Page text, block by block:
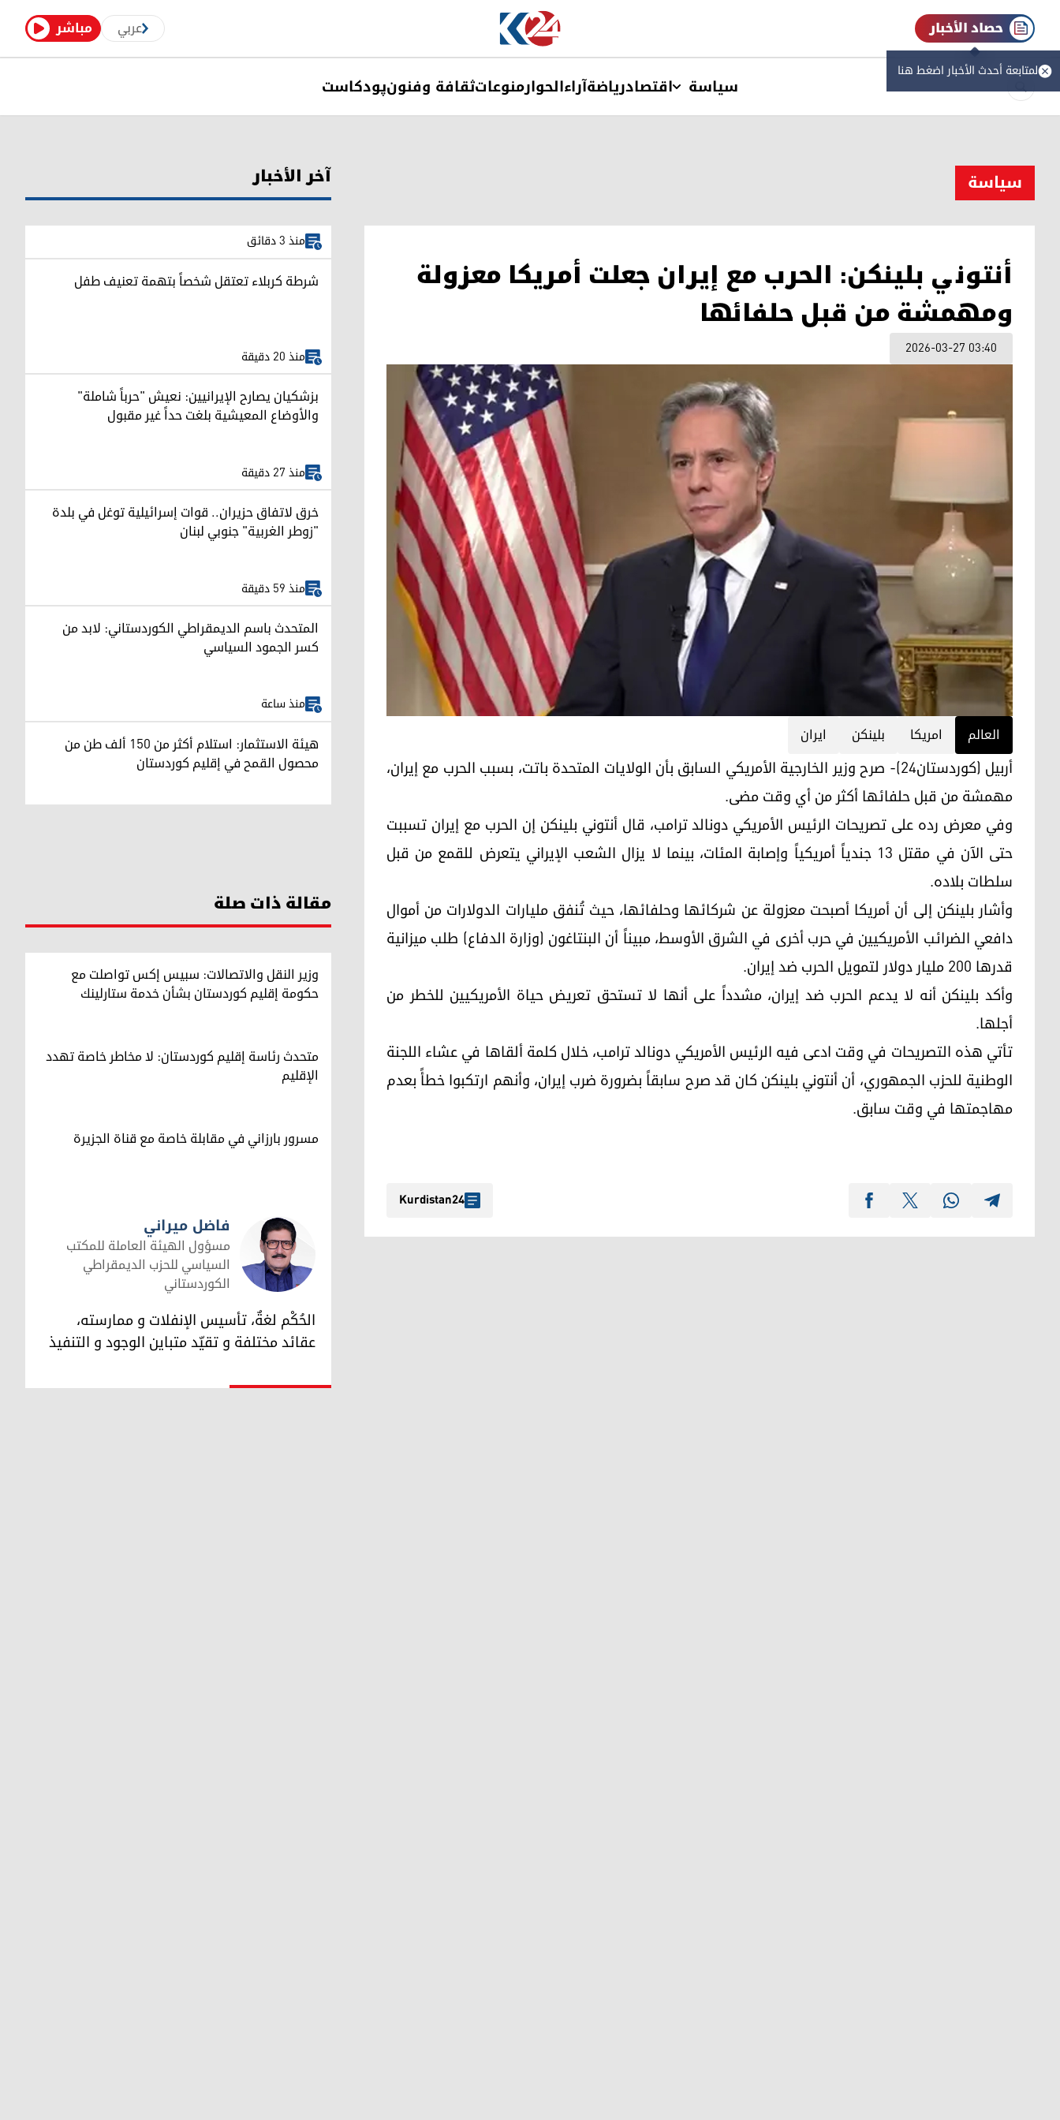
مباشر عربي حصاد الأخبار
لمتابعة أحدث الأخبار اضغط هنا
سیاسة اقتصادریاضةآراءالحوارمنوعاتثقافة وفنونپودکاست
سیاسة
أنتوني بلينكن: الحرب مع إيران جعلت أمريكا معزولة
ومهمشة من قبل حلفائها
2026-03-27 03:40
العالم امريكا بلينكن ايران
أربيل (كوردستان24)- صرح وزير الخارجية الأمريكي السابق بأن الولايات المتحدة باتت، بسبب الحرب مع إيران،
مهمشة من قبل حلفائها أكثر من أي وقت مضى.
وفي معرض رده على تصريحات الرئيس الأمريكي دونالد ترامب، قال أنتوني بلينكن إن الحرب مع إيران تسببت
حتى الآن في مقتل 13 جندياً أمريكياً وإصابة المئات، بينما لا يزال الشعب الإيراني يتعرض للقمع من قبل
سلطات بلاده.
وأشار بلينكن إلى أن أمريكا أصبحت معزولة عن شركائها وحلفائها، حيث تُنفق مليارات الدولارات من أموال
دافعي الضرائب الأمريكيين في حرب أخرى في الشرق الأوسط، مبيناً أن البنتاغون (وزارة الدفاع) طلب ميزانية
قدرها 200 مليار دولار لتمويل الحرب ضد إيران.
وأكد بلينكن أنه لا يدعم الحرب ضد إيران، مشدداً على أنها لا تستحق تعريض حياة الأمريكيين للخطر من
أجلها.
تأتي هذه التصريحات في وقت ادعى فيه الرئيس الأمريكي دونالد ترامب، خلال كلمة ألقاها في عشاء اللجنة
الوطنية للحزب الجمهوري، أن أنتوني بلينكن كان قد صرح سابقاً بضرورة ضرب إيران، وأنهم ارتكبوا خطأً بعدم
مهاجمتها في وقت سابق.
Kurdistan24
آخر الأخبار
منذ 3 دقائق
شرطة كربلاء تعتقل شخصاً بتهمة تعنيف طفل
منذ 20 دقيقة
بزشكيان يصارح الإيرانيين: نعيش "حرباً شاملة"
والأوضاع المعيشية بلغت حداً غير مقبول
منذ 27 دقيقة
خرق لاتفاق حزيران.. قوات إسرائيلية توغل في بلدة
"زوطر الغربية" جنوبي لبنان
منذ 59 دقيقة
المتحدث باسم الديمقراطي الكوردستاني: لابد من
كسر الجمود السياسي
منذ ساعة
هيئة الاستثمار: استلام أكثر من 150 ألف طن من
محصول القمح في إقليم كوردستان
مقالة ذات صلة
وزير النقل والاتصالات: سبيس إكس تواصلت مع
حكومة إقليم كوردستان بشأن خدمة ستارلينك
متحدث رئاسة إقليم كوردستان: لا مخاطر خاصة تهدد
الإقليم
مسرور بارزاني في مقابلة خاصة مع قناة الجزيرة
فاضل ميراني
فاضل ميراني
مسؤول الهيئة العاملة للمكتب
السياسي للحزب الديمقراطي
الكوردستاني
الحُكْم لغةٌ، تأسيس الإنفلات و ممارسته،
عقائد مختلفة و تقيّد متباين الوجود و التنفيذ